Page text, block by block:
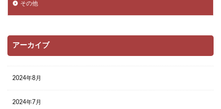
その他
アーカイブ
2024年8月
2024年7月